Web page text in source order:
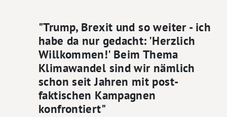
"Trump, Brexit und so weiter - ich
habe da nur gedacht: 'Herzlich
Willkommen!' Beim Thema
Klimawandel sind wir nämlich
schon seit Jahren mit post-
faktischen Kampagnen
konfrontiert"